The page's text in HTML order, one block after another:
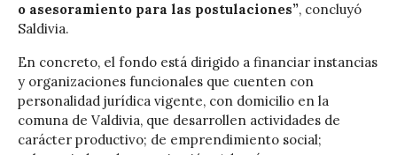
o asesoramiento para las postulaciones”, concluyó
Saldivia.
En concreto, el fondo está dirigido a financiar instancias
y organizaciones funcionales que cuenten con
personalidad jurídica vigente, con domicilio en la
comuna de Valdivia, que desarrollen actividades de
carácter productivo; de emprendimiento social;